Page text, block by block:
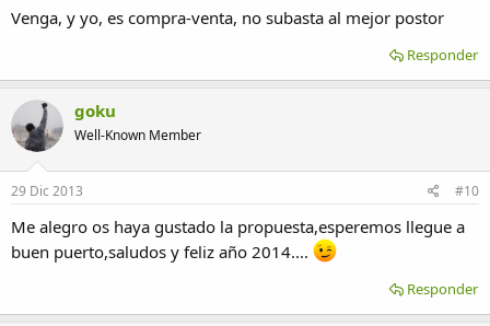
Venga, y yo, es compra-venta, no subasta al mejor postor
Responder
goku
Well-Known Member
29 Dic 2013 #10
Me alegro os haya gustado la propuesta,esperemos llegue a
buen puerto,saludos y feliz año 2014....
Responder